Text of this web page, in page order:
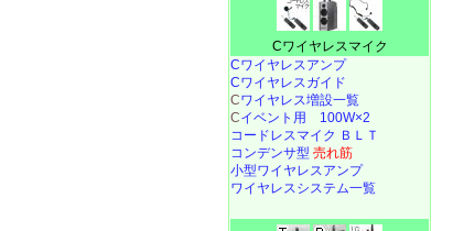
Cワイヤレスマイク
Cワイヤレスアンプ
Cワイヤレスガイド
Cワイヤレス増設一覧
Cイベント用 100W×2
コードレスマイク ＢＬＴ
コンデンサ型 売れ筋
小型ワイヤレスアンプ
ワイヤレスシステム一覧